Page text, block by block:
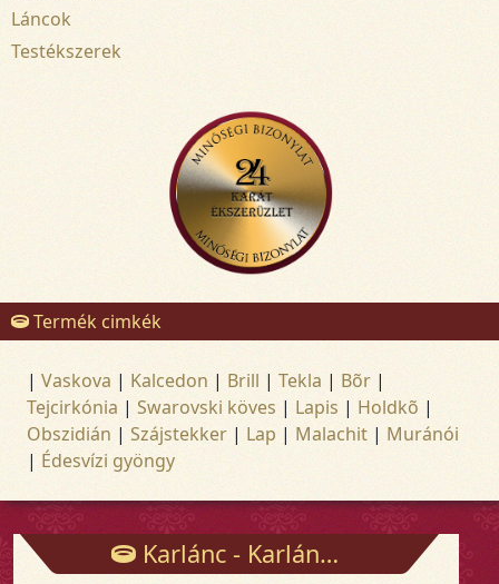
Láncok
Testékszerek
Termék cimkék
| Vaskova | Kalcedon | Brill | Tekla | Bõr |
Tejcirkónia | Swarovski köves | Lapis | Holdkõ |
Obszidián | Szájstekker | Lap | Malachit | Muránói
| Édesvízi gyöngy
Karlánc - Karláncok - Arany és ezüst ékszerek